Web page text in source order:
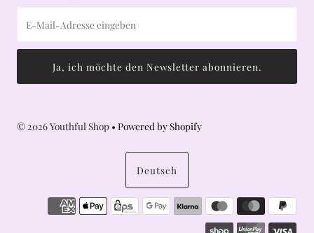
© 2026 Youthful Shop • Powered by Shopify
Sprache
Deutsch